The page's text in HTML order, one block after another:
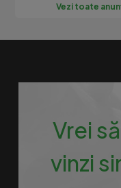
Vezi toate
Vrei
vinzi